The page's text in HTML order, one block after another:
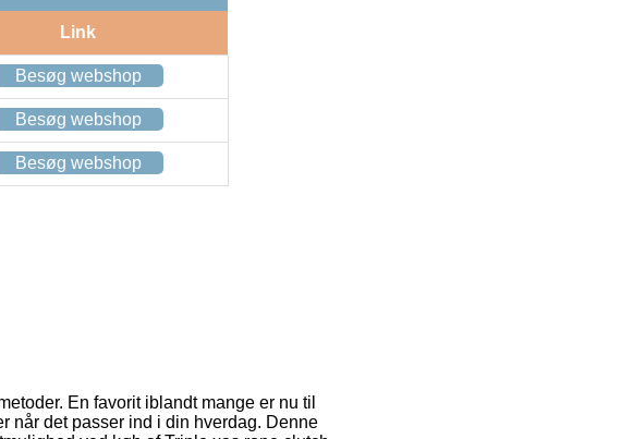
Link
Besøg webshop
Besøg webshop
Besøg webshop
En favorit iblandt mange er nu til
når det passer ind i din hverdag. Denne